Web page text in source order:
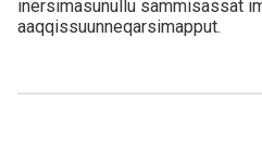
inersimasunullu sammisassat
aaqqissuunneqarsimapput.